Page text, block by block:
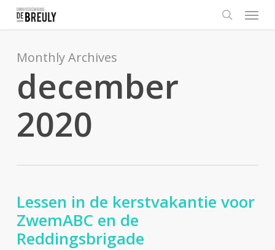
content
search
Menu
Monthly Archives
december
2020
Lessen in de kerstvakantie voor
ZwemABC en de
Reddingsbrigade